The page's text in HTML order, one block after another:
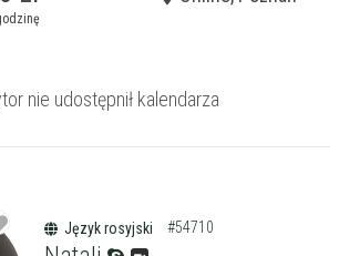
nie udostępnił kalendarza
Język rosyjski #54710